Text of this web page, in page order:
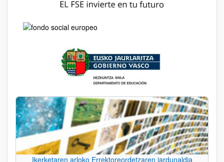
Ikerketaren arloko Errektoreordetzaren jardunaldia